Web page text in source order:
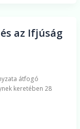
az Ifjúság
átfogó
keretében 28